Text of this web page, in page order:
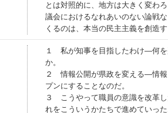
とは対照的に、地方は大きく変わ
議会におけるなれあいのない論戦
くるのは、本当の民主主義を創造す
１ 私が知事を目指したわけ―何を
か。
２ 情報公開が県政を変える―情報
プンにすることなのだ。
３ こうやって職員の意識を改革
れをこういうかたちで進めていった